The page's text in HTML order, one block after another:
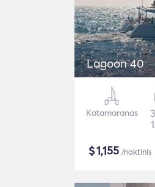
Lagoon 40
Katamaranas
$1,155 /naktinis